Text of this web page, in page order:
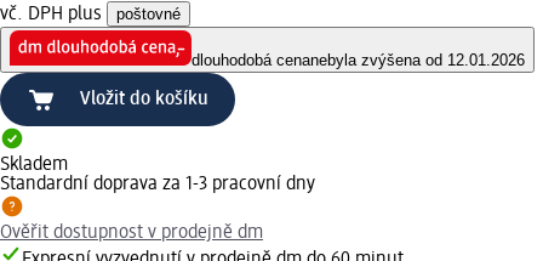
vč. DPH plus poštovné
dlouhodobá cenanebyla zvýšena od 12.01.2026
Vložit do košíku
Skladem
Standardní doprava za 1-3 pracovní dny
Ověřit dostupnost v prodejně dm